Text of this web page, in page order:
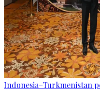
Indonesia–Turkmenistan